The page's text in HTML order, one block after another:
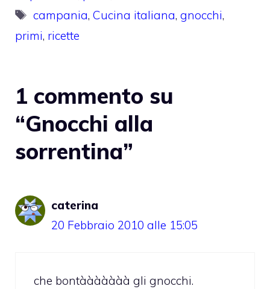
Tag
campania,Cucina italiana,gnocchi,
primi, ricette
1 commento su
“Gnocchi alla
sorrentina”
caterina
20 Febbraio 2010 alle 15:05
che bontààààààà gli gnocchi.